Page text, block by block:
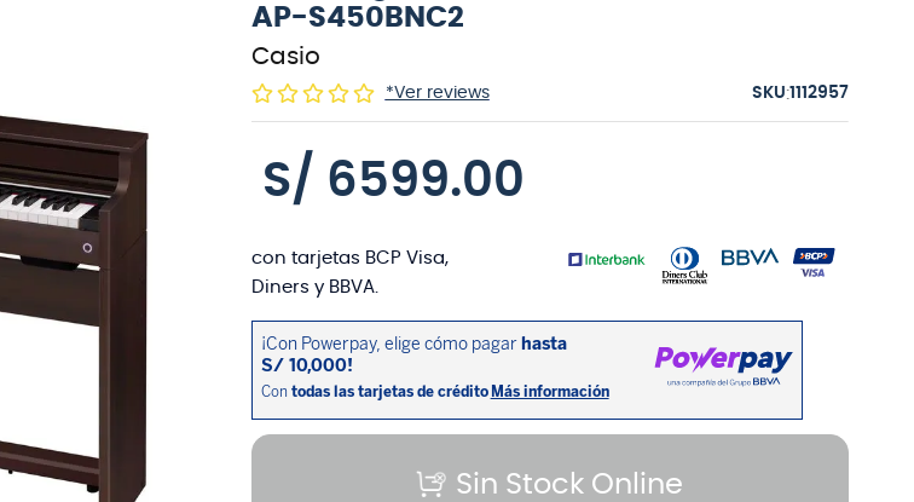
AP-S450BNC2
Casio
*Ver reviews :1112957
S/ 6599.00
con tarjetas BCP Visa,
Diners y BBVA.
Sin Stock Online